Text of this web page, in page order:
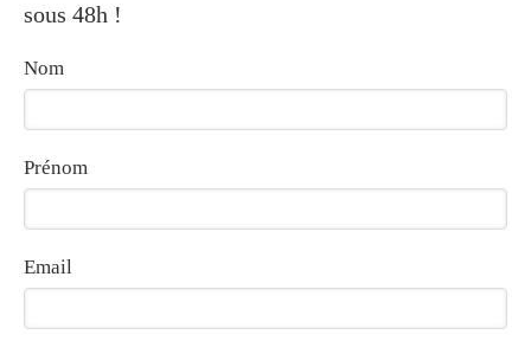
sous 48h !
Nom
Prénom
Email